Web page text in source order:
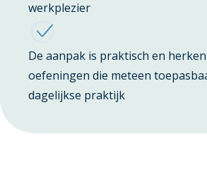
werkplezier
De aanpak is praktisch en
oefeningen die meteen
dagelijkse praktijk